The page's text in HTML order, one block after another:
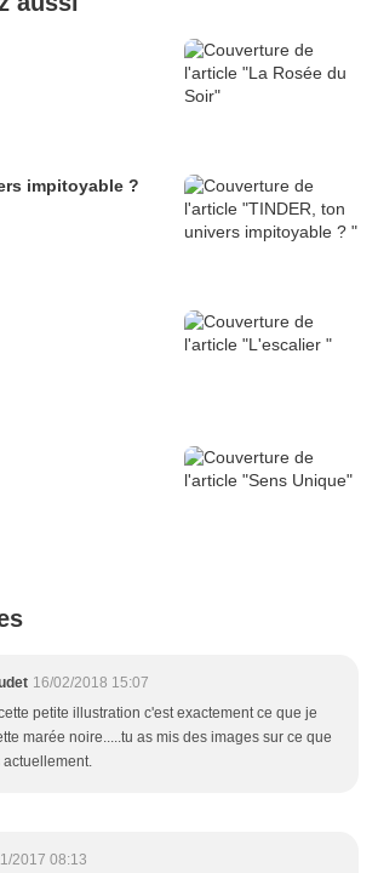
impitoyable ?
16/02/2018 15:07
petite illustration c'est exactement ce que je
marée noire.....tu as mis des images sur ce que
2017 08:13